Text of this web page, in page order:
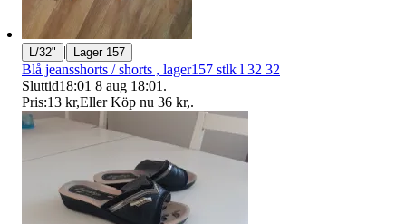
L/32" | Lager 157
Blå jeansshorts / shorts , lager157 stlk l 32 32
Sluttid18:01 8 aug 18:01 .
Pris:13 kr,Eller Köp nu 36 kr,.